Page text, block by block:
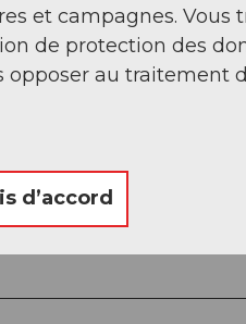
et campagnes. Vous
de protection des
au traitement
d’accord